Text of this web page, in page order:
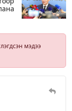
мэдээ